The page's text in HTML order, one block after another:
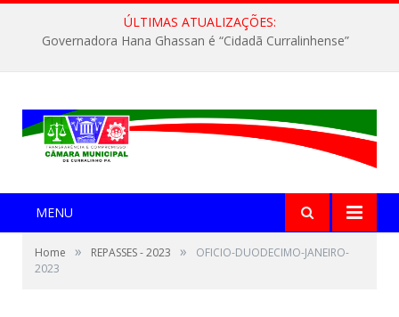
ÚLTIMAS ATUALIZAÇÕES:
Governadora Hana Ghassan é “Cidadã Curralinhense”
MENU
Home » REPASSES - 2023 »
OFICIO-DUODECIMO-JANEIRO-
2023